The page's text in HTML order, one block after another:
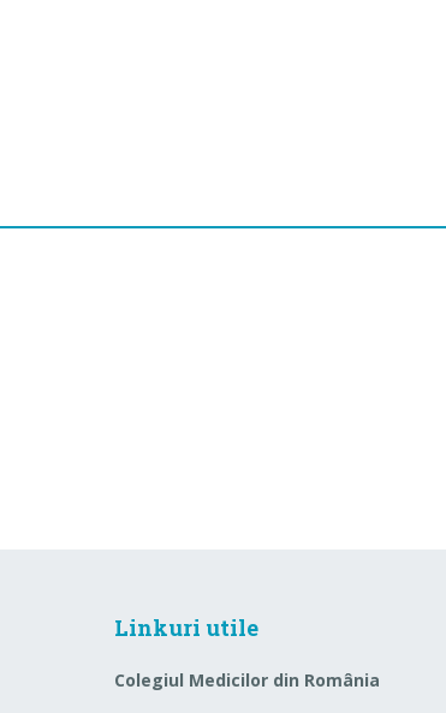
Linkuri utile
Colegiul Medicilor din România